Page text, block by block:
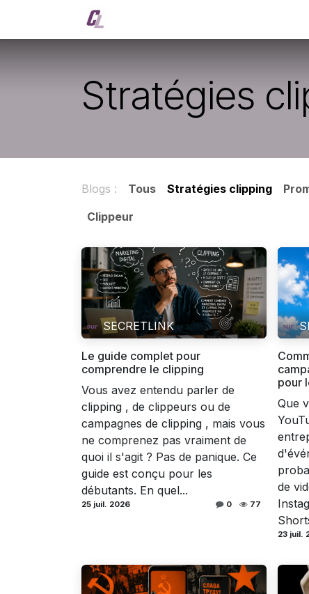
Se rendre au contenu
Stratégies
Blogs : Tous Stratégies clipping
Clippeur
SECRETLINK
Le guide complet pour
comprendre le clipping
Vous avez entendu parler de
clipping , de clippeurs ou de
campagnes de clipping , mais vous
ne comprenez pas vraiment de
quoi il s'agit ? Pas de panique. Ce
guide est conçu pour les
débutants. En quel...
25 juil. 2026 0 77
pour
Que
de
23 juil.